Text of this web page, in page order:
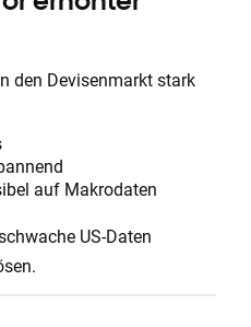
den Devisenmarkt stark
auf Makrodaten
US-Daten